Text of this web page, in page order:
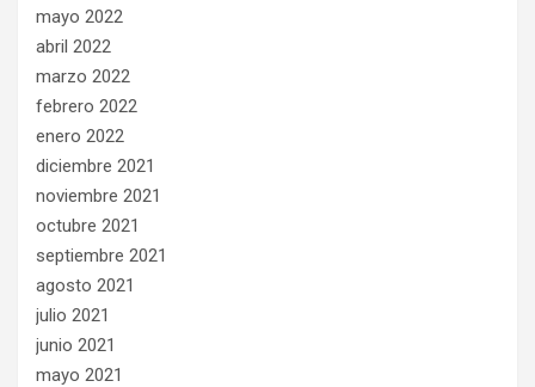
mayo 2022
abril 2022
marzo 2022
febrero 2022
enero 2022
diciembre 2021
noviembre 2021
octubre 2021
septiembre 2021
agosto 2021
julio 2021
junio 2021
mayo 2021